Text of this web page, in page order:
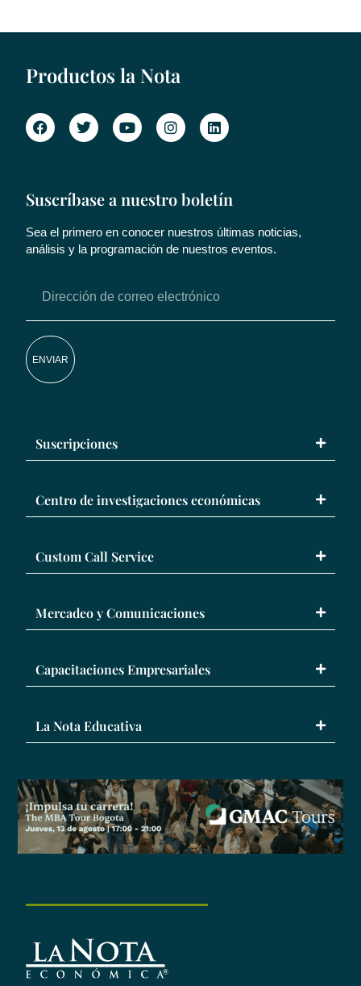
Productos la Nota
Suscríbase a nuestro boletín
Sea el primero en conocer nuestros últimas noticias,
análisis y la programación de nuestros eventos.
ENVIAR
Suscripciones
Centro de investigaciones económicas
Custom Call Service
Mercadeo y Comunicaciones
Capacitaciones Empresariales
La Nota Educativa